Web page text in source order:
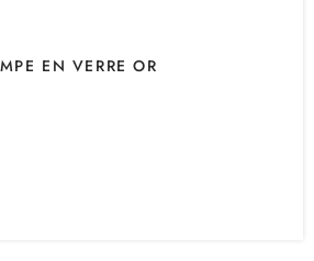
EN VERRE OR